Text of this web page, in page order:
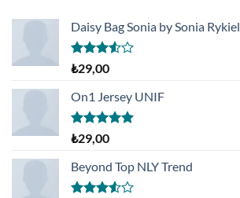
Daisy Bag Sonia by Sonia Rykiel
5
üzerinden
3.50oy
aldı
₺29,00
On1 Jersey UNIF
5 üzerinden
5.00oy
aldı
₺29,00
Beyond Top NLY Trend